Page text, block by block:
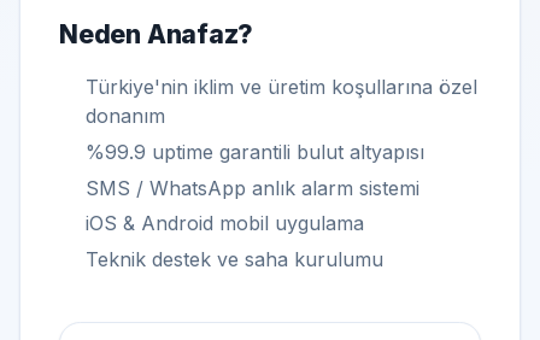
Neden Anafaz?
Türkiye'nin iklim ve üretim koşullarına özel
donanım
%99.9 uptime garantili bulut altyapısı
SMS / WhatsApp anlık alarm sistemi
iOS & Android mobil uygulama
Teknik destek ve saha kurulumu